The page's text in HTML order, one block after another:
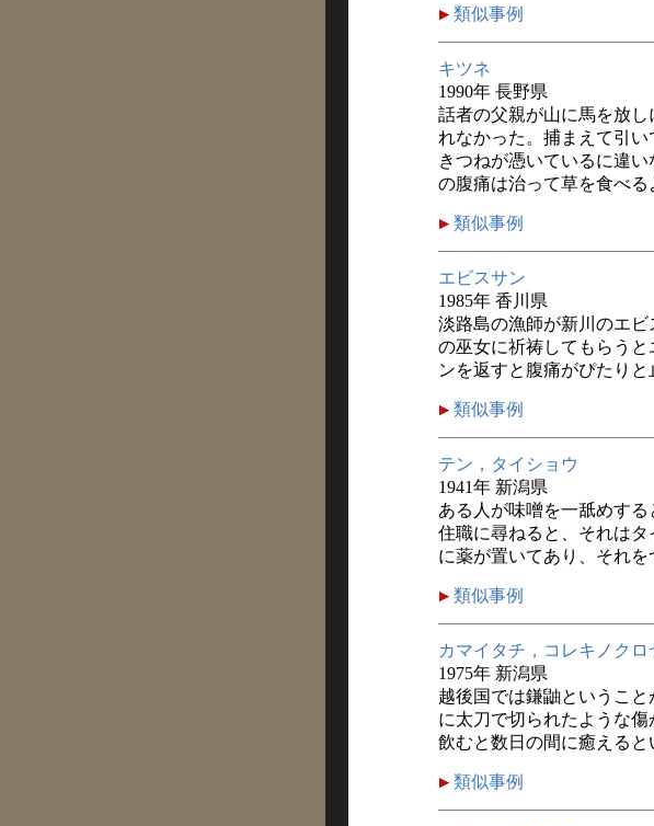
類似事例
キツネ
1990年 長野県
話者の父親が山に馬を放
れなかった。捕まえて引い
きつねが憑いているに違
の腹痛は治って草を食べる
類似事例
エビスサン
1985年 香川県
淡路島の漁師が新川のエ
の巫女に祈祷してもらう
ンを返すと腹痛がぴたりと
類似事例
テン，タイショウ
1941年 新潟県
ある人が味噌を一舐めす
住職に尋ねると、それは
に薬が置いてあり、それを
類似事例
カマイタチ，コレキノクロ
1975年 新潟県
越後国では鎌鼬というこ
に太刀で切られたような
飲むと数日の間に癒えると
類似事例